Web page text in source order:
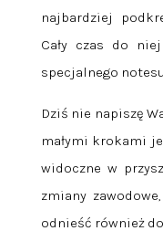
najbardziej
Cały czas do
specjalnego
Dziś nie napiszę
małymi krokami
widoczne w
zmiany
odnieść również